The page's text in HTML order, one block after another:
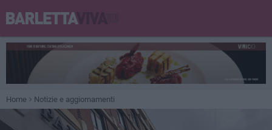
Home Notizie e aggiornamenti